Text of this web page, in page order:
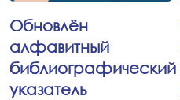
Обновлён
алфавитный
библиографический
указатель